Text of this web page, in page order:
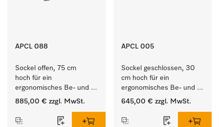
APCL 088
Sockel offen, 75 cm
hoch für ein
ergonomisches Be- und
Entladen von
Trockner.
885,00 € zzgl. MwSt.
APCL 005
Sockel geschlossen, 30
cm hoch für ein
ergonomisches Be- und
Entladen von
Trockner.
645,00 € zzgl. MwSt.